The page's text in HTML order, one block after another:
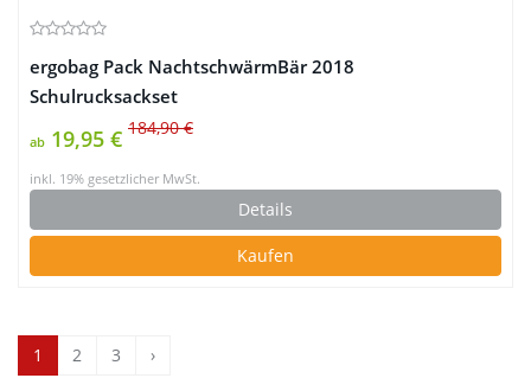
ergobag Pack NachtschwärmBär 2018
Schulrucksackset
ab 19,95 € 184,90 €
inkl. 19% gesetzlicher MwSt.
Details
Kaufen
1 2 3 ›